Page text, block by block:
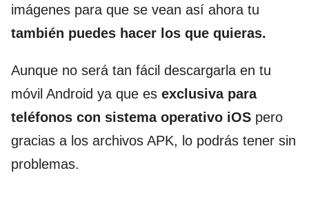
imágenes para que se vean así ahora tu
también puedes hacer los que quieras.
Aunque no será tan fácil descargarla en tu
móvil Android ya que es exclusiva para
teléfonos con sistema operativo iOS pero
gracias a los archivos APK, lo podrás tener sin
problemas.